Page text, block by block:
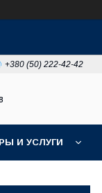
+380 (50) 222-42-42
И УСЛУГИ